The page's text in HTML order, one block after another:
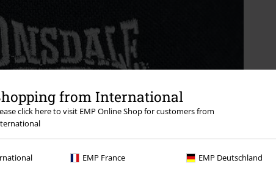
from International
click here to visit EMP Online Shop for customers from
EMP France EMP Deutschland